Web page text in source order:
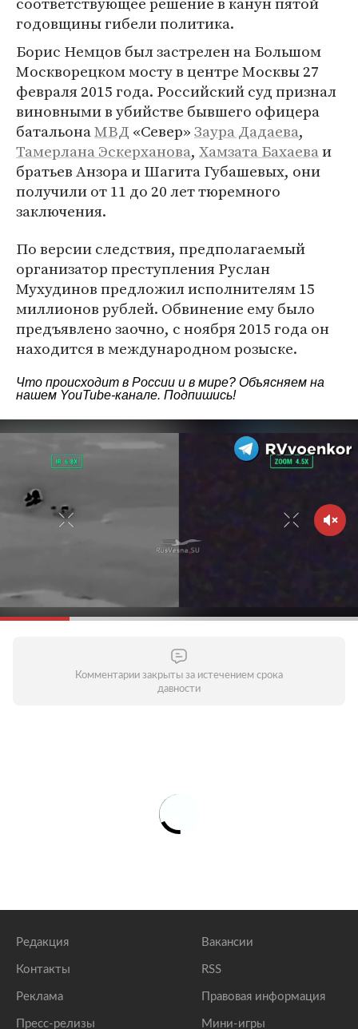
годовщины гибели политика.
Борис Немцов был застрелен на Большом
Москворецком мосту в центре Москвы 27
февраля 2015 года. Российский суд признал
виновными в убийстве бывшего офицера
батальонаМВД «Север»Заура Дадаева,
Тамерлана Эскерханова, Хамзата Бахаеваи
братьев Анзора и Шагита Губашевых, они
получили от 11 до 20 лет тюремного
заключения.
По версии следствия, предполагаемый
организатор преступления Руслан
Мухудинов предложил исполнителям 15
миллионов рублей. Обвинение ему было
предъявлено заочно, с ноября 2015 года он
находится в международном розыске.
Что происходит в России и в мире? Объясняем на
нашем YouTube-канале. Подпишись!
Комментарии закрыты за истечением срока
давности
Редакция
Контакты
Реклама
Пресс-релизы
Вакансии
RSS
Правовая информация
Мини-игры